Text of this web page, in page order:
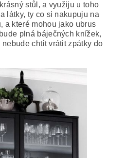
stůl, a využiju u toho
látky, ty co si nakupuju na
a které mohou jako ubrus
plná báječných knížek,
chtít vrátit zpátky do